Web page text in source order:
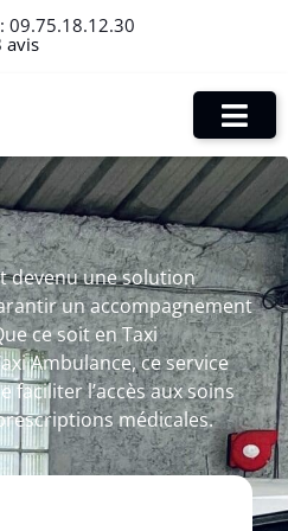
09.75.18.12.30
avis
devenu une solution
un accompagnement
ce soit en Taxi
Ambulance, ce service
faciliter l’accès aux soins
médicales.